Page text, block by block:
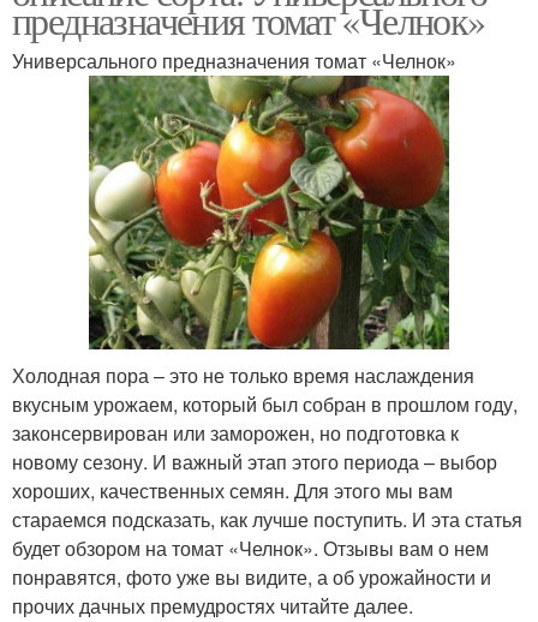
предназначения томат «Челнок»
Универсального предназначения томат «Челнок»
Холодная пора – это не только время наслаждения
вкусным урожаем, который был собран в прошлом году,
законсервирован или заморожен, но подготовка к
новому сезону. И важный этап этого периода – выбор
хороших, качественных семян. Для этого мы вам
стараемся подсказать, как лучше поступить. И эта статья
будет обзором на томат «Челнок». Отзывы вам о нем
понравятся, фото уже вы видите, а об урожайности и
прочих дачных премудростях читайте далее.